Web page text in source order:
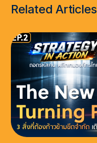
Related Articles